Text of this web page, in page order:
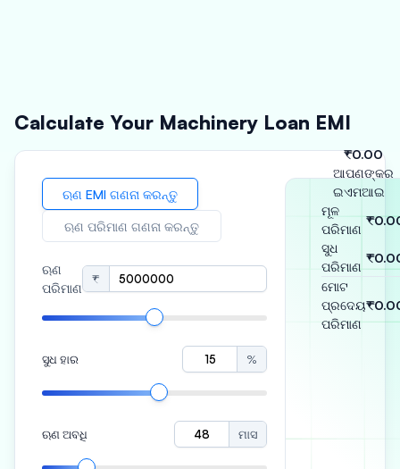
Calculate Your Machinery Loan EMI
ଋଣ EMI ଗଣନା କରନ୍ତୁ
ଋଣ ପରିମାଣ ଗଣନା କରନ୍ତୁ
ଋଣ
ପରିମାଣ
₹
ସୁଧ ହାର %
ଋଣ ଅବଧି ମାସ
ମୂଳ
ପରିମାଣ
ସୁଧ
ପରିମାଣ
ମୋଟ
ପ୍ରଦେୟ
ପରିମାଣ
ଆପଣଙ୍କର
ଇଏମଆଇ
₹0.00